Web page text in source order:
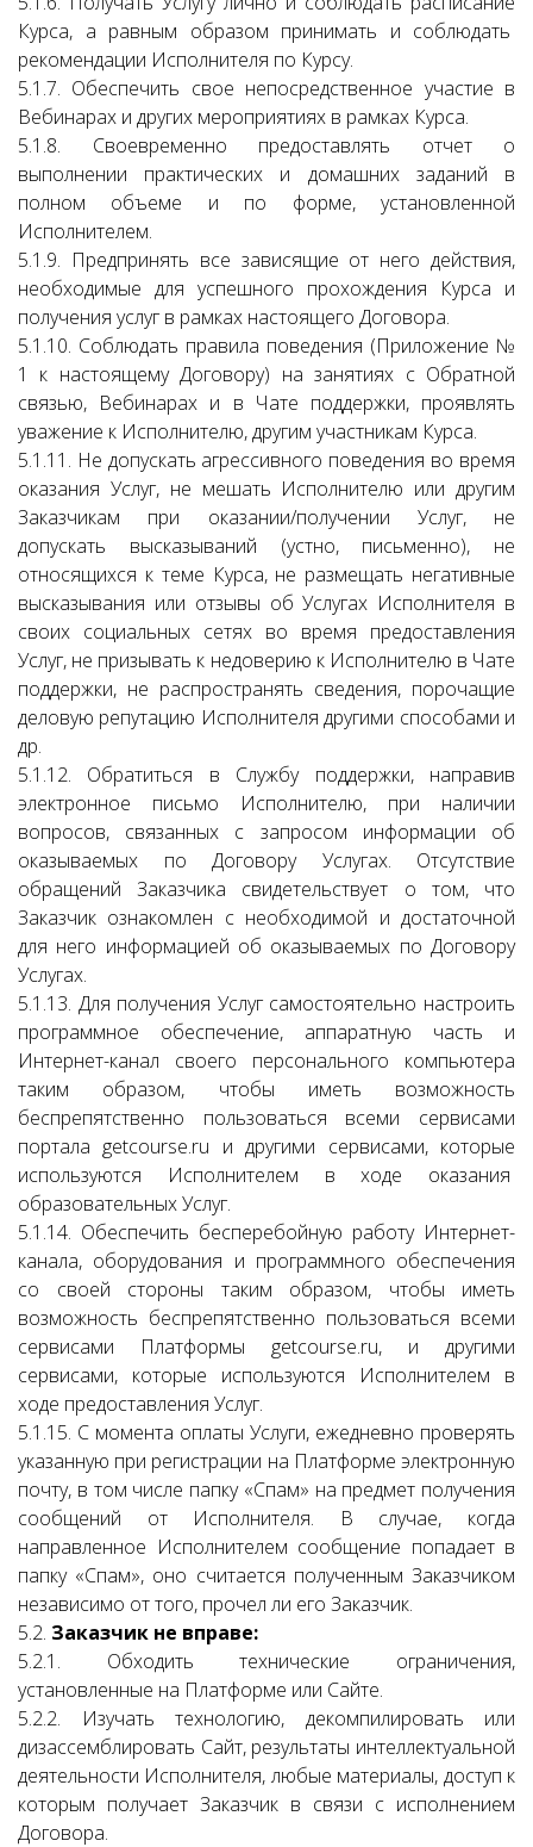
Курса, а равным образом принимать и соблюдать
рекомендации Исполнителя по Курсу.
5.1.7. Обеспечить свое непосредственное участие в
Вебинарах и других мероприятиях в рамках Курса.
5.1.8. Своевременно предоставлять отчет о
выполнении практических и домашних заданий в
полном объеме и по форме, установленной
Исполнителем.
5.1.9. Предпринять все зависящие от него действия,
необходимые для успешного прохождения Курса и
получения услуг в рамках настоящего Договора.
5.1.10. Соблюдать правила поведения (Приложение №
1 к настоящему Договору) на занятиях с Обратной
связью, Вебинарах и в Чате поддержки, проявлять
уважение к Исполнителю, другим участникам Курса.
5.1.11. Не допускать агрессивного поведения во время
оказания Услуг, не мешать Исполнителю или другим
Заказчикам при оказании/получении Услуг, не
допускать высказываний (устно, письменно), не
относящихся к теме Курса, не размещать негативные
высказывания или отзывы об Услугах Исполнителя в
своих социальных сетях во время предоставления
Услуг, не призывать к недоверию к Исполнителю в Чате
поддержки, не распространять сведения, порочащие
деловую репутацию Исполнителя другими способами и
др.
5.1.12. Обратиться в Службу поддержки, направив
электронное письмо Исполнителю, при наличии
вопросов, связанных с запросом информации об
оказываемых по Договору Услугах. Отсутствие
обращений Заказчика свидетельствует о том, что
Заказчик ознакомлен с необходимой и достаточной
для него информацией об оказываемых по Договору
Услугах.
5.1.13. Для получения Услуг самостоятельно настроить
программное обеспечение, аппаратную часть и
Интернет-канал своего персонального компьютера
таким образом, чтобы иметь возможность
беспрепятственно пользоваться всеми сервисами
портала getcourse.ru и другими сервисами, которые
используются Исполнителем в ходе оказания
образовательных Услуг.
5.1.14. Обеспечить бесперебойную работу Интернет-
канала, оборудования и программного обеспечения
со своей стороны таким образом, чтобы иметь
возможность беспрепятственно пользоваться всеми
сервисами Платформы getcourse.ru, и другими
сервисами, которые используются Исполнителем в
ходе предоставления Услуг.
5.1.15. С момента оплаты Услуги, ежедневно проверять
указанную при регистрации на Платформе электронную
почту, в том числе папку «Спам» на предмет получения
сообщений от Исполнителя. В случае, когда
направленное Исполнителем сообщение попадает в
папку «Спам», оно считается полученным Заказчиком
независимо от того, прочел ли его Заказчик.
5.2. Заказчик не вправе:
5.2.1. Обходить технические ограничения,
установленные на Платформе или Сайте.
5.2.2. Изучать технологию, декомпилировать или
дизассемблировать Сайт, результаты интеллектуальной
деятельности Исполнителя, любые материалы, доступ к
которым получает Заказчик в связи с исполнением
Договора.